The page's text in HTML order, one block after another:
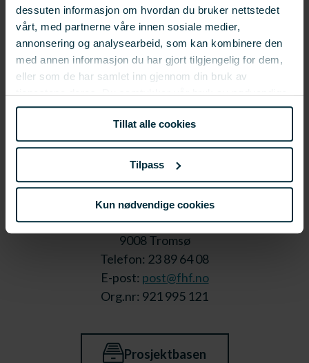
dessuten informasjon om hvordan du bruker nettstedet
vårt, med partnerne våre innen sosiale medier,
annonsering og analysearbeid, som kan kombinere den
med annen informasjon du har gjort tilgjengelig for dem,
eller som de har samlet inn gjennom din bruk av
tjenestene deres. Du samtykker vår bruk av nødvendige
informasjonskapsler ved å bruke nettstedet vårt.
Tillat alle cookies
Tilpass
Kun nødvendige cookies
← Se flere resultater
Prosjekter: 901587 , 901588
Stortorget 1,
9008 Tromsø
Telefon: 23 89 64 08
E-post: post@fhf.no
Org.nr: 921 995 121
Prosjektbasen